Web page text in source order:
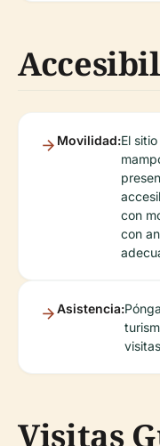
Movilidad:El
con
con
Asistencia:
Visitas